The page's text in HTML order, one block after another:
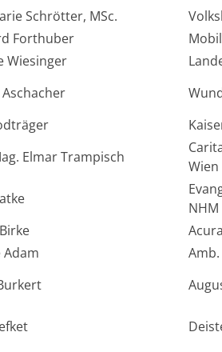
Schrötter, MSc.
Forthuber
Wiesinger
Elmar Trampisch
Wien
NHM
Adam